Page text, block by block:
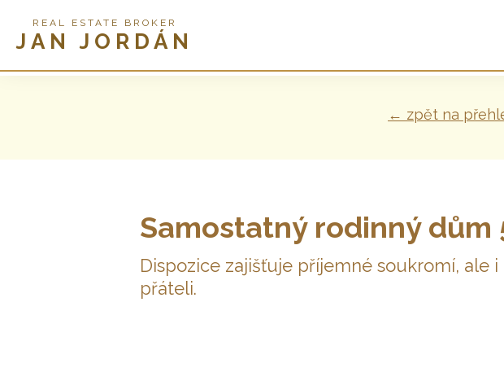
REAL ESTATE BROKER
JAN JORDÁN
← zpět na
Samostatný rodinný dům
Dispozice zajišťuje příjemné soukromí,
přáteli.